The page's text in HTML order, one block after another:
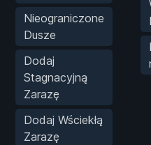
Nieograniczone
Dusze
Dodaj
Stagnacyjną
Zarazę
Dodaj Wściekłą
Zarazę